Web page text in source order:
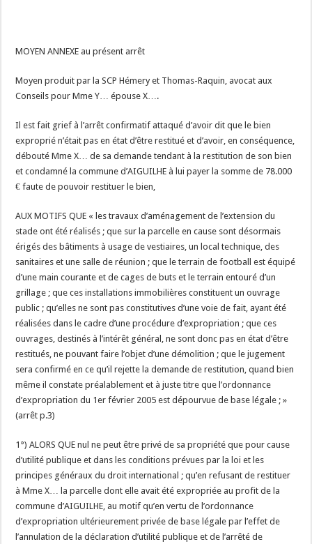
MOYEN ANNEXE au présent arrêt
Moyen produit par la SCP Hémery et Thomas-Raquin, avocat aux
Conseils pour Mme Y… épouse X….
Il est fait grief à l’arrêt confirmatif attaqué d’avoir dit que le bien
exproprié n’était pas en état d’être restitué et d’avoir, en conséquence,
débouté Mme X… de sa demande tendant à la restitution de son bien
et condamné la commune d’AIGUILHE à lui payer la somme de 78.000
€ faute de pouvoir restituer le bien,
AUX MOTIFS QUE « les travaux d’aménagement de l’extension du
stade ont été réalisés ; que sur la parcelle en cause sont désormais
érigés des bâtiments à usage de vestiaires, un local technique, des
sanitaires et une salle de réunion ; que le terrain de football est équipé
d’une main courante et de cages de buts et le terrain entouré d’un
grillage ; que ces installations immobilières constituent un ouvrage
public ; qu’elles ne sont pas constitutives d’une voie de fait, ayant été
réalisées dans le cadre d’une procédure d’expropriation ; que ces
ouvrages, destinés à l’intérêt général, ne sont donc pas en état d’être
restitués, ne pouvant faire l’objet d’une démolition ; que le jugement
sera confirmé en ce qu’il rejette la demande de restitution, quand bien
même il constate préalablement et à juste titre que l’ordonnance
d’expropriation du 1er février 2005 est dépourvue de base légale ; »
(arrêt p.3)
1°) ALORS QUE nul ne peut être privé de sa propriété que pour cause
d’utilité publique et dans les conditions prévues par la loi et les
principes généraux du droit international ; qu’en refusant de restituer
à Mme X… la parcelle dont elle avait été expropriée au profit de la
commune d’AIGUILHE, au motif qu’en vertu de l’ordonnance
d’expropriation ultérieurement privée de base légale par l’effet de
l’annulation de la déclaration d’utilité publique et de l’arrêté de